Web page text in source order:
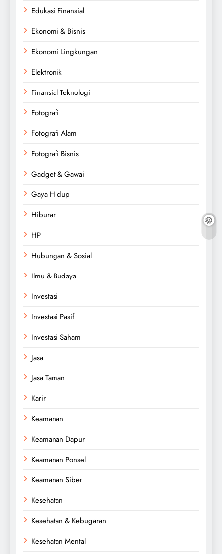
Edukasi Finansial
Ekonomi & Bisnis
Ekonomi Lingkungan
Elektronik
Finansial Teknologi
Fotografi
Fotografi Alam
Fotografi Bisnis
Gadget & Gawai
Gaya Hidup
Hiburan
HP
Hubungan & Sosial
Ilmu & Budaya
Investasi
Investasi Pasif
Investasi Saham
Jasa
Jasa Taman
Karir
Keamanan
Keamanan Dapur
Keamanan Ponsel
Keamanan Siber
Kesehatan
Kesehatan & Kebugaran
Kesehatan Mental